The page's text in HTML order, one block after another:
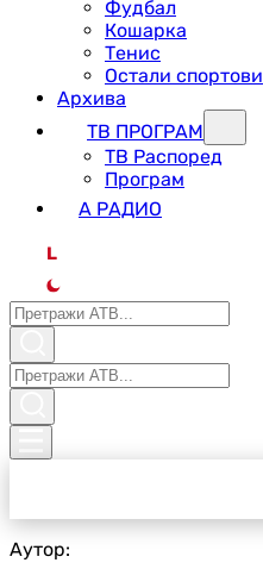
Фудбал
Кошарка
Тенис
Остали спортови
Архива
ТВ ПРОГРАМ
ТВ Распоред
Програм
А РАДИО
L
Аутор: